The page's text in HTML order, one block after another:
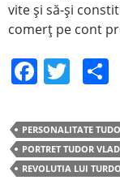
vite şi să-şi
comerţ pe cont
F
c
e
b
T
itt
er
PERSONALITATE
PORTRET TUDOR
REVOLUTIA LUI